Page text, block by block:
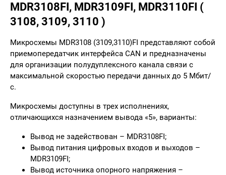
MDR3108FI, MDR3109FI, MDR3110FI (
3108, 3109, 3110 )
Микросхемы MDR3108 (3109,3110)FI представляют собой
приемопередатчик интерфейса CAN и предназначены
для организации полудуплексного канала связи с
максимальной скоростью передачи данных до 5 Мбит/
с.
Микросхемы доступны в трех исполнениях,
отличающихся назначением вывода «5», варианты:
Вывод не задействован – MDR3108FI;
Вывод питания цифровых входов и выходов –
MDR3109FI;
Вывод источника опорного напряжения –